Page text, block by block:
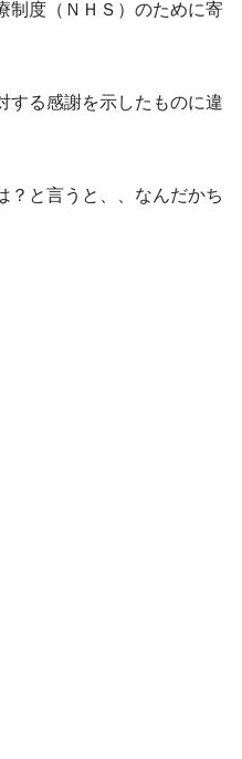
制度（ＮＨＳ）のために寄
する感謝を示したものに違
？と言うと、、なんだかち